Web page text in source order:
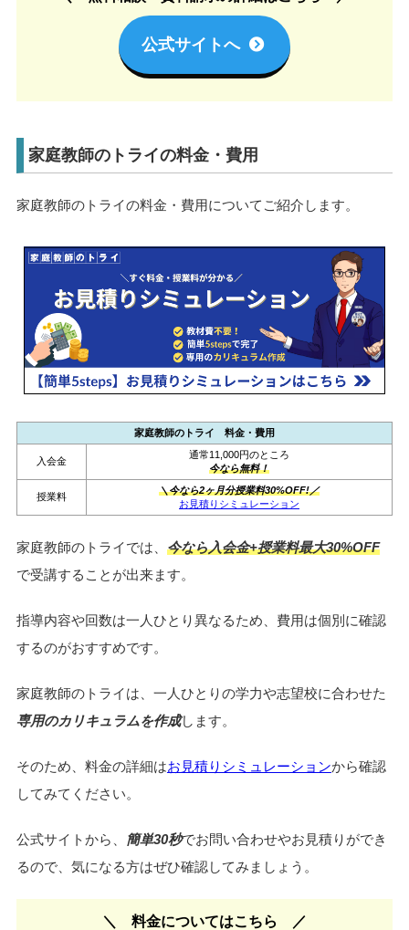
公式サイトへ
家庭教師のトライの料金・費用
家庭教師のトライの料金・費用についてご紹介します。
家庭教師のトライ 料金・費用
入会金
通常11,000円のところ
今なら無料！
授業料
＼今なら2ヶ月分授業料30%OFF!／
お見積りシミュレーション
家庭教師のトライでは、 今なら入会金+授業料最大30%OFF
で受講することが出来ます。
指導内容や回数は一人ひとり異なるため、費用は個別に確認
するのがおすすめです。
家庭教師のトライは、一人ひとりの学力や志望校に合わせた
専用のカリキュラムを作成します。
そのため、料金の詳細はお見積りシミュレーションから確認
してみてください。
公式サイトから、 簡単30秒でお問い合わせやお見積りができ
るので、気になる方はぜひ確認してみましょう。
料金についてはこちら